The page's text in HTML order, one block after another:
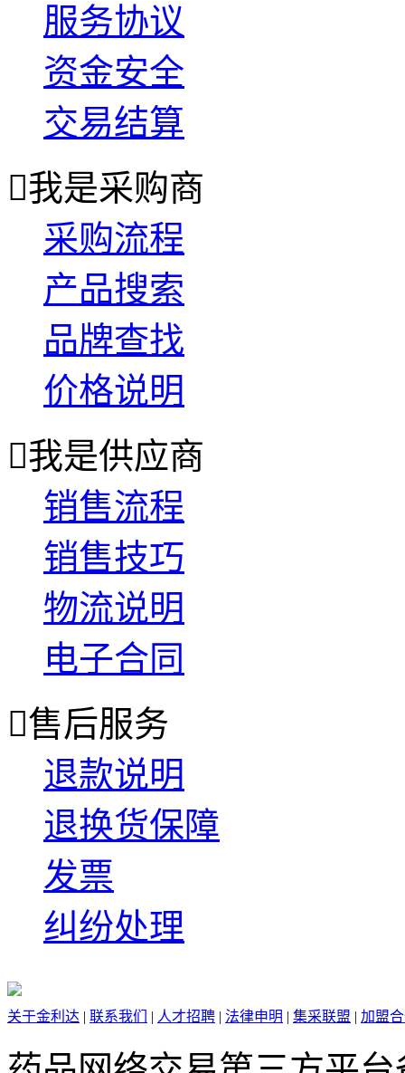
服务协议
资金安全
交易结算
我是采购商
采购流程
产品搜索
品牌查找
价格说明
我是供应商
销售流程
销售技巧
物流说明
电子合同
售后服务
退款说明
退换货保障
发票
纠纷处理
关于金利达 | 联系我们 | 人才招聘 | 法律申明 | 集采联盟 | 加盟